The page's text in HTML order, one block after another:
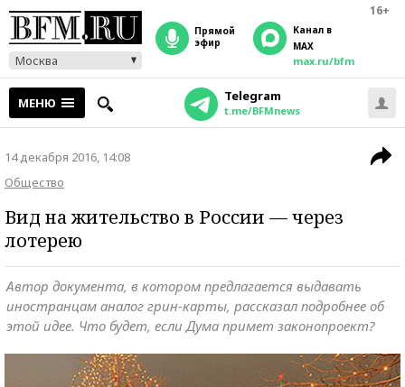
16+
Москва
прямой
эфир
Канал в
MAX
max.ru/bfm
МЕНЮ Telegram
t.me/BFMnews
14 декабря 2016, 14:08
Общество
Вид на жительство в России — через
лотерею
Автор документа, в котором предлагается выдавать
иностранцам аналог грин-карты, рассказал подробнее об
этой идее. Что будет, если Дума примет законопроект?